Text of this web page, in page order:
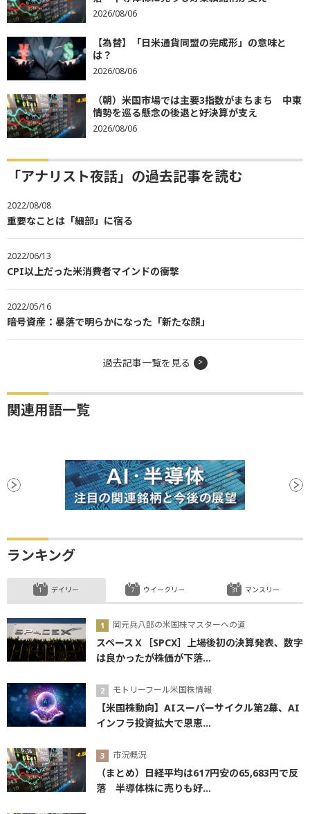
2026/08/06
【為替】「日米通貨同盟の完成形」の意味と
は？
2026/08/06
（朝）米国市場では主要3指数がまちまち 中東
情勢を巡る懸念の後退と好決算が支え
2026/08/06
「アナリスト夜話」の過去記事を読む
2022/08/08
重要なことは「細部」に宿る
2022/06/13
CPI以上だった米消費者マインドの衝撃
2022/05/16
暗号資産：暴落で明らかになった「新たな顔」
過去記事一覧を見る
関連用語一覧
ランキング
デイリー
岡元兵八郎の米国株マスターへの道
スペースＸ［SPCX］上場後初の決算発表、数字
は良かったが株価が下落...
モトリーフール米国株情報
【米国株動向】AIスーパーサイクル第2幕、AI
インフラ投資拡大で恩恵...
市況概況
（まとめ）日経平均は617円安の65,683円で反
落 半導体株に売りも好...
ウイークリー マンスリー